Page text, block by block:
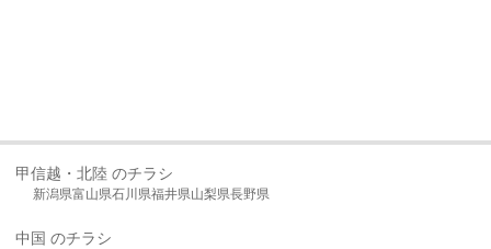
甲信越・北陸 のチラシ
新潟県富山県石川県福井県山梨県長野県
中国 のチラシ